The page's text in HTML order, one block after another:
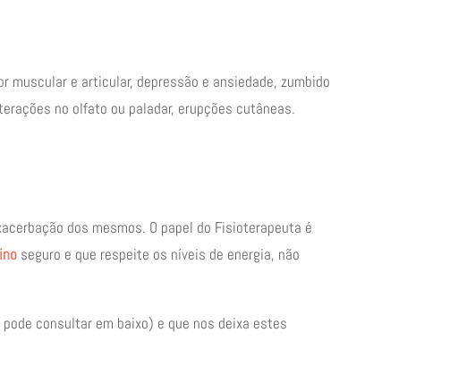
e articular, depressão e ansiedade, zumbido
no olfato ou paladar, erupções cutâneas.
dos mesmos. O papel do Fisioterapeuta é
seguro e que respeite os níveis de energia, não
consultar em baixo) e que nos deixa estes